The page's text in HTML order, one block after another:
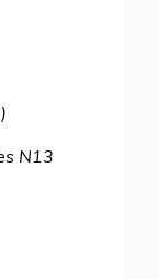
N13